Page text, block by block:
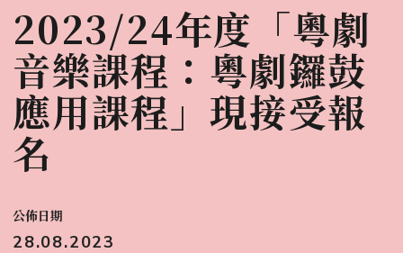
2023/24年度「粵劇
音樂課程：粵劇鑼鼓
應用課程󠀠」現接受報
名
公佈日期
28.08.2023